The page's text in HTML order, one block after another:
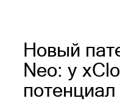
Новый
Neo: у
потенциал